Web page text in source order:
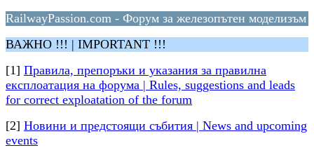
RailwayPassion.com - Форум за железопътен моделизъм
ВАЖНО !!! | IMPORTANT !!!
[1] Правила, препоръки и указания за правилна
експлоатация на форума | Rules, suggestions and leads
for correct exploatation of the forum
[2] Новини и предстоящи събития | News and upcoming
events